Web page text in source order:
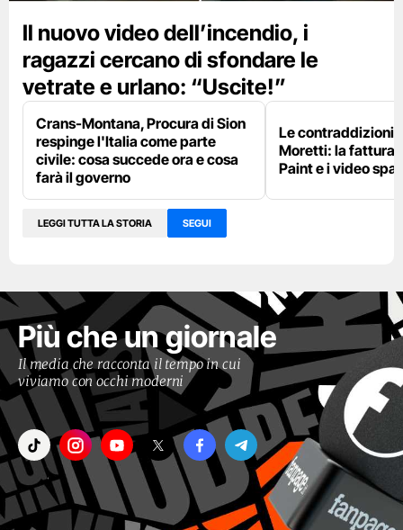
Il nuovo video dell’incendio, i
ragazzi cercano di sfondare le
vetrate e urlano: “Uscite!”
Crans-Montana, Procura di Sion
respinge l'Italia come parte
civile: cosa succede ora e cosa
farà il governo
Le contraddizioni
Moretti: la fattura
Paint e i video
LEGGI TUTTA LA STORIA SEGUI
Più che un giornale
Il media che racconta il tempo in cui
viviamo con occhi moderni